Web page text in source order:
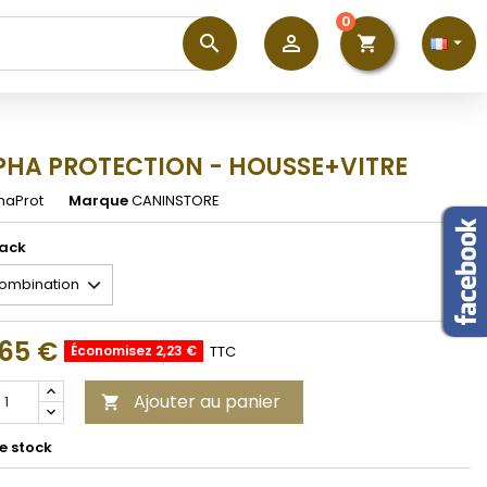

shopping_cart
0
perm_identity

PROTECTION - HOUSSE+VITRE
MarqueCANINSTORE
€ Économisez 2,23 € TTC
 Ajouter au panier
stock